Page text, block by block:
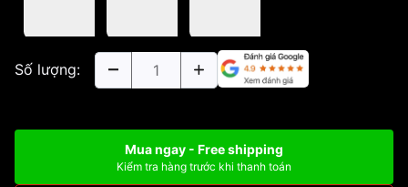
Số lượng:
Mua ngay - Free shipping
Kiểm tra hàng trước khi thanh toán